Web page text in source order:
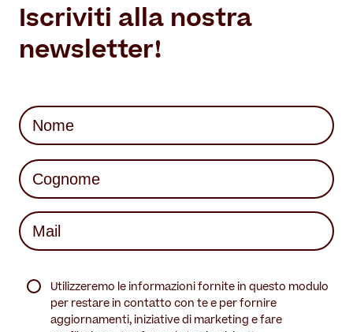
Iscriviti alla nostra
newsletter!
Nome
(Required)
Last
Mail
(Required)
Utilizzeremo le informazioni fornite in questo modulo
per restare in contatto con te e per fornire
aggiornamenti, iniziative di marketing e fare